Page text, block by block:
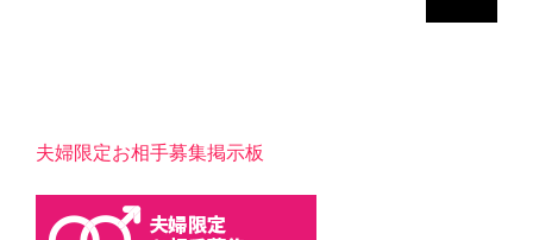
夫婦限定お相手募集掲示板